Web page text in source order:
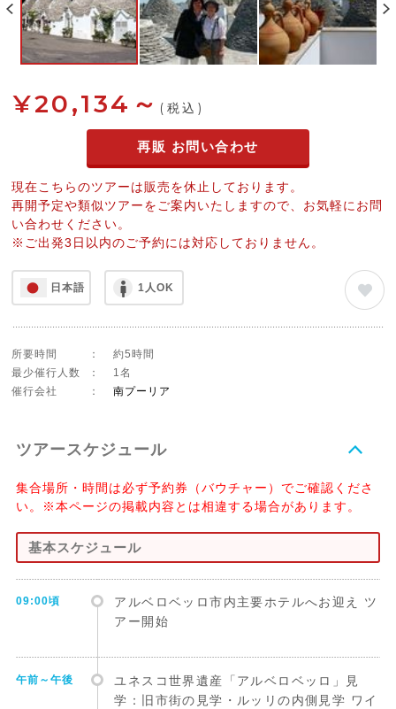
¥20,134～ (税込)
再販 お問い合わせ
現在こちらのツアーは販売を休止しております。
再開予定や類似ツアーをご案内いたしますので、お気軽にお問
い合わせください。
※ご出発3日以内のご予約には対応しておりません。
日本語 1人OK
所要時間 ：
約5時間
最少催行人数
：
1名
催行会社
： 南プーリア
ツアースケジュール
集合場所・時間は必ず予約券（バウチャー）でご確認くださ
い。※本ページの掲載内容とは相違する場合があります。
基本スケジュール
09:00頃
アルベロベッロ市内主要ホテルへお迎え ツ
アー開始
午前～午後
ユネスコ世界遺産「アルベロベッロ」見
学：旧市街の見学・ルッリの内側見学 ワイ